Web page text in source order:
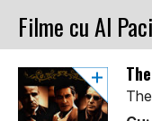
Filme cu Al